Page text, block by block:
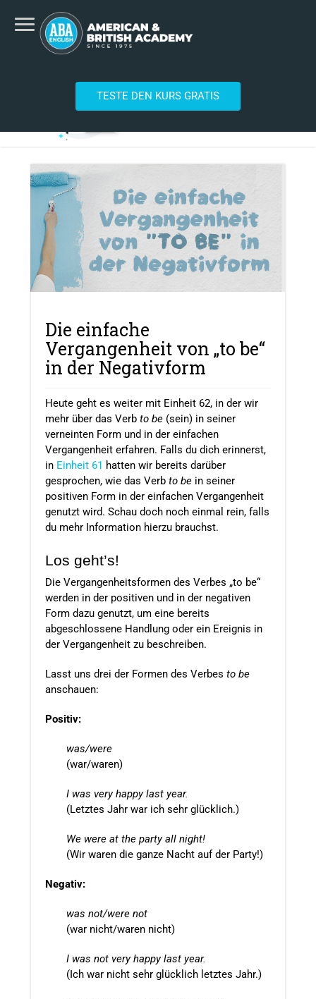
TESTE DEN KURS GRATIS
Die einfache
Vergangenheit von „to be“
in der Negativform
Heute geht es weiter mit Einheit 62, in der wir
mehr über das Verb to be (sein) in seiner
verneinten Form und in der einfachen
Vergangenheit erfahren. Falls du dich erinnerst,
in Einheit 61 hatten wir bereits darüber
gesprochen, wie das Verb to be in seiner
positiven Form in der einfachen Vergangenheit
genutzt wird. Schau doch noch einmal rein, falls
du mehr Information hierzu brauchst.
Los geht’s!
Die Vergangenheitsformen des Verbes „to be“
werden in der positiven und in der negativen
Form dazu genutzt, um eine bereits
abgeschlossene Handlung oder ein Ereignis in
der Vergangenheit zu beschreiben.
Lasst uns drei der Formen des Verbes to be
anschauen:
Positiv:
was/were
(war/waren)
I was very happy last year.
(Letztes Jahr war ich sehr glücklich.)
We were at the party all night!
(Wir waren die ganze Nacht auf der Party!)
Negativ:
was not/were not
(war nicht/waren nicht)
I was not very happy last year.
(Ich war nicht sehr glücklich letztes Jahr.)